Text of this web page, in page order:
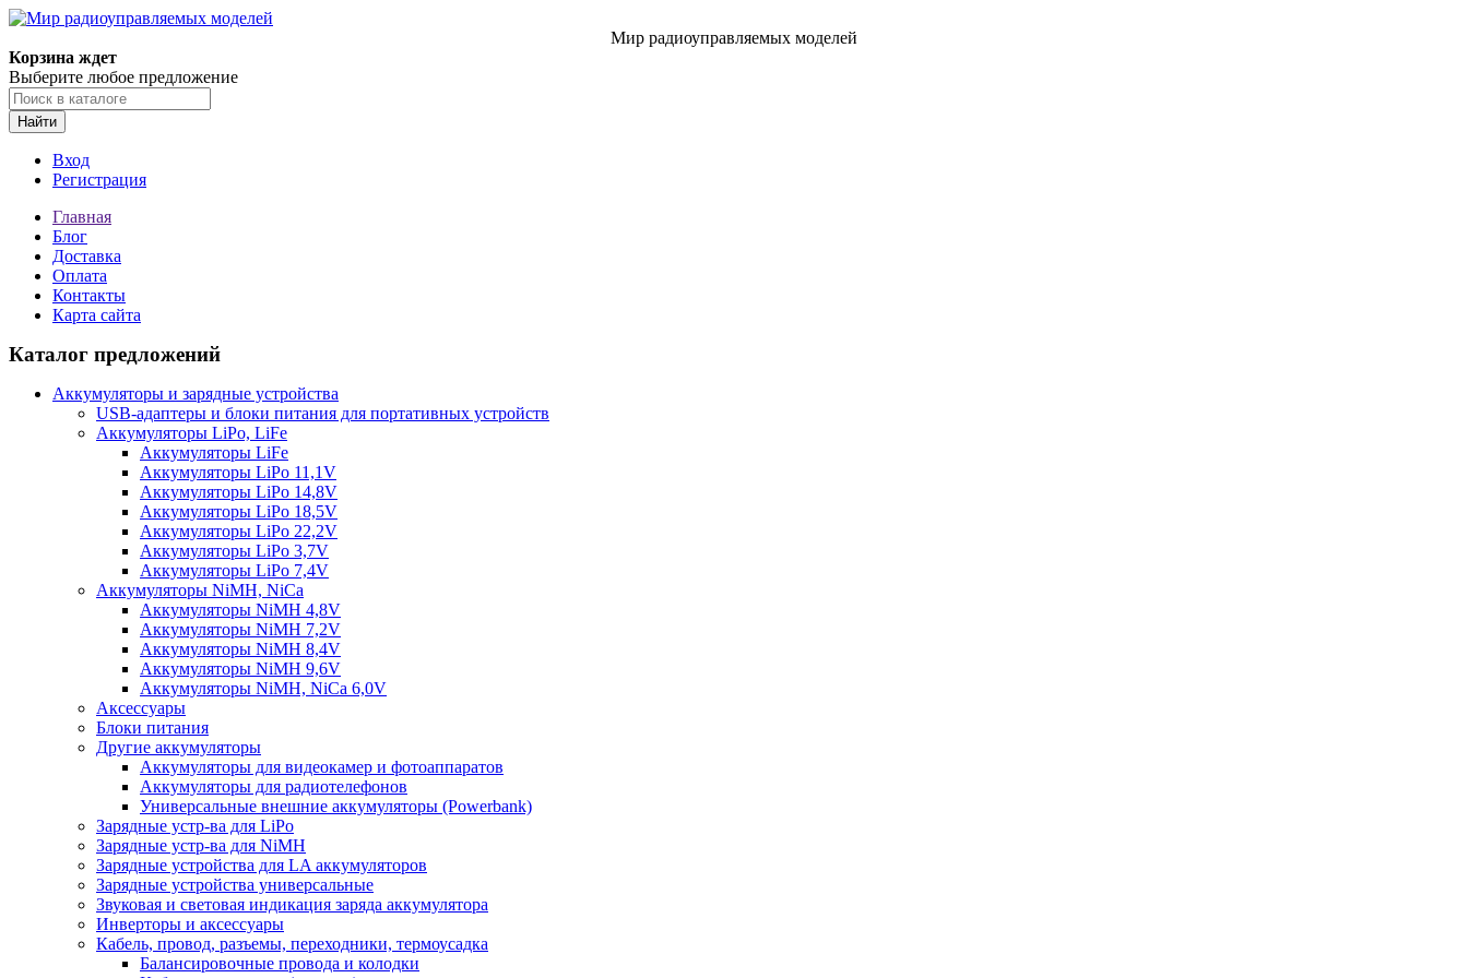
Мир радиоуправляемых моделей
Корзина ждет
Выберите любое предложение
Найти
Вход
Регистрация
Главная
Блог
Доставка
Оплата
Контакты
Карта сайта
Каталог предложений
Аккумуляторы и зарядные устройства
USB-адаптеры и блоки питания для портативных устройств
Аккумуляторы LiPo, LiFe
Аккумуляторы LiFe
Аккумуляторы LiPo 11,1V
Аккумуляторы LiPo 14,8V
Аккумуляторы LiPo 18,5V
Аккумуляторы LiPo 22,2V
Аккумуляторы LiPo 3,7V
Аккумуляторы LiPo 7,4V
Аккумуляторы NiMH, NiCa
Аккумуляторы NiMH 4,8V
Аккумуляторы NiMH 7,2V
Аккумуляторы NiMH 8,4V
Аккумуляторы NiMH 9,6V
Аккумуляторы NiMH, NiCa 6,0V
Аксессуары
Блоки питания
Другие аккумуляторы
Аккумуляторы для видеокамер и фотоаппаратов
Аккумуляторы для радиотелефонов
Универсальные внешние аккумуляторы (Powerbank)
Зарядные устр-ва для LiPo
Зарядные устр-ва для NiMH
Зарядные устройства для LA аккумуляторов
Зарядные устройства универсальные
Звуковая и световая индикация заряда аккумулятора
Инверторы и аксессуары
Кабель, провод, разъемы, переходники, термоусадка
Балансировочные провода и колодки